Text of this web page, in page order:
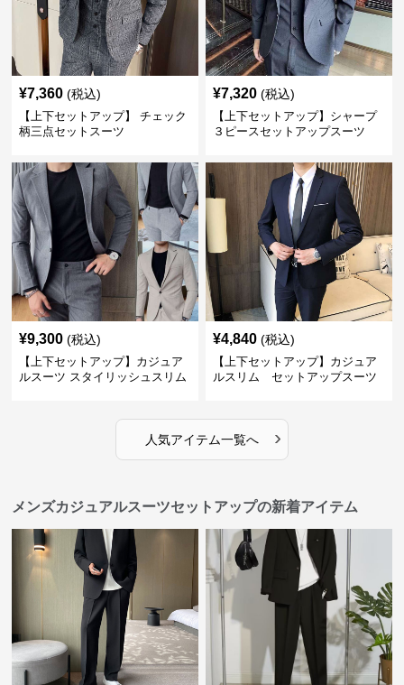
¥7,360 (税込)
【上下セットアップ】 チェック
柄三点セットスーツ
¥7,320 (税込)
【上下セットアップ】シャープ
３ピースセットアップスーツ
¥9,300 (税込)
【上下セットアップ】カジュア
ルスーツ スタイリッシュスリム
¥4,840 (税込)
【上下セットアップ】カジュア
ルスリム セットアップスーツ
人気アイテム一覧へ ›
メンズカジュアルスーツセットアップの新着アイテム